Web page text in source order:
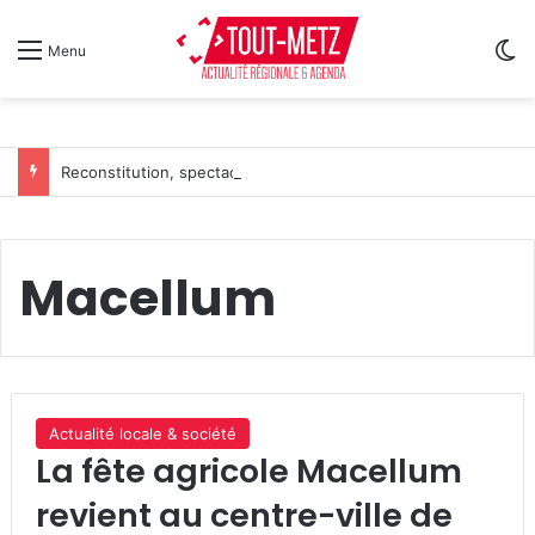
Menu
Macellum
Actualité locale & société
La fête agricole Macellum
revient au centre-ville de